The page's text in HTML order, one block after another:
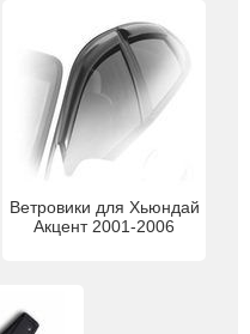
Ветровики для Хьюндай
Акцент 2001-2006